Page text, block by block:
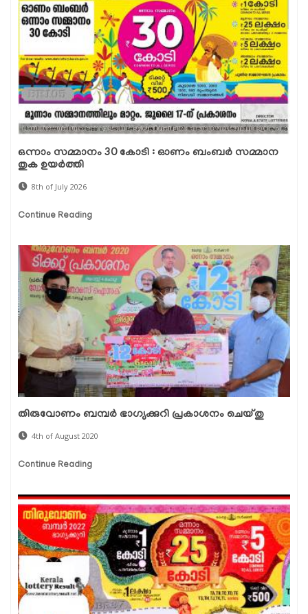
ഒന്നാം സമ്മാനം 30 കോടി : ഓണം ബംബർ സമ്മാന
തുക ഉയർത്തി
8th of July 2026
Continue Reading
തിരുവോണം ബമ്പര്‍ ഭാഗ്യക്കുറി പ്രകാശനം ചെയ്തു
4th of August 2020
Continue Reading